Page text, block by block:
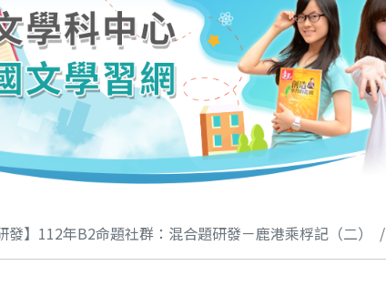
發】112年B2命題社群：混合題研發－鹿港乘桴記（二）